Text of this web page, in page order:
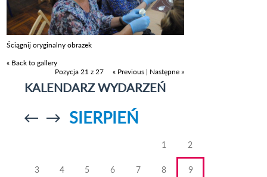
Ściągnij oryginalny obrazek
« Back to gallery
Pozycja 21 z 27
« Previous | Następne »
KALENDARZ WYDARZEŃ
Przejdź doPrzejdź do
SIERPIEŃ
1 2
3 4 5 6 7 8 9